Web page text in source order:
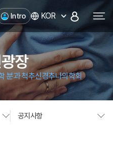
척추신경추나의학회
Intro KOR
장
분과 척추신경추나의학회
공지사항